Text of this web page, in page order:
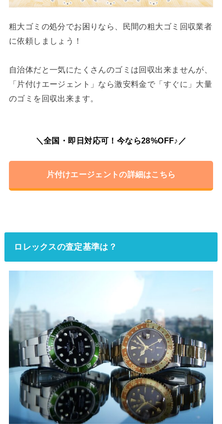
粗大ゴミの処分でお困りなら、民間の粗大ゴミ回収業者
に依頼しましょう！
自治体だと一気にたくさんのゴミは回収出来ませんが、
「片付けエージェント」なら激安料金で「すぐに」大量
のゴミを回収出来ます。
＼全国・即日対応可！今なら28%OFF♪／
片付けエージェントの詳細はこちら
ロレックスの査定基準は？